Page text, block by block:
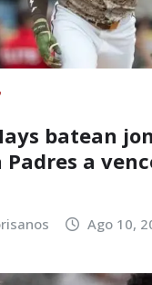
batean
a
Ago 10,